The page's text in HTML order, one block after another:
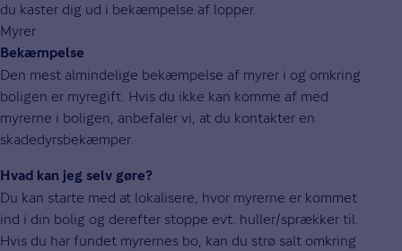
du kaster dig ud i bekæmpelse af lopper.
Myrer
Bekæmpelse
Den mest almindelige bekæmpelse af myrer i og omkring
boligen er myregift. Hvis du ikke kan komme af med
myrerne i boligen, anbefaler vi, at du kontakter en
skadedyrsbekæmper.
Hvad kan jeg selv gøre?
Du kan starte med at lokalisere, hvor myrerne er kommet
ind i din bolig og derefter stoppe evt. huller/sprækker til.
Hvis du har fundet myrernes bo, kan du strø salt omkring